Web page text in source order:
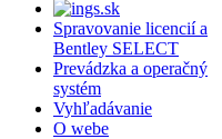
Spravovanie licencií a
Bentley SELECT
Prevádzka a operačný
systém
Vyhľadávanie
O webe